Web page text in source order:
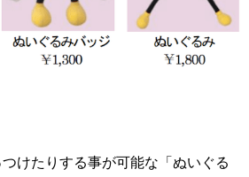
けたりする事が可能な「ぬいぐる